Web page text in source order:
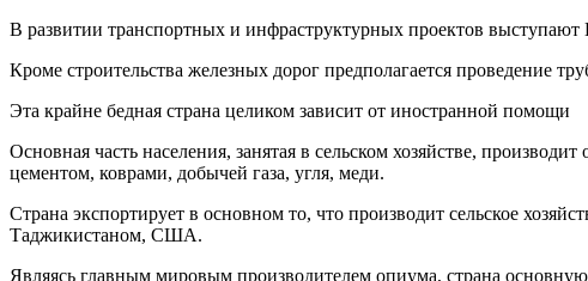
В развитии транспортных и инфраструктурных проектов
Кроме строительства железных дорог предполагается проведение
Эта крайне бедная страна целиком зависит от иностранной помощи
Основная часть населения, занятая в сельском хозяйстве,
цементом, коврами, добычей газа, угля, меди.
Страна экспортирует в основном то, что производит сельское
Таджикистаном, США.
Являясь главным мировым производителем опиума, страна